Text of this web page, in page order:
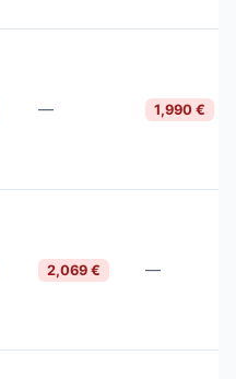
— 1,990 €
2,069 € —